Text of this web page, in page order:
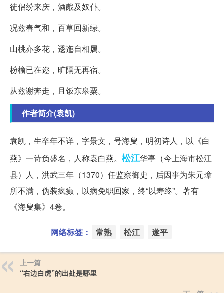
徒侣纷来庆，酒胾及奴仆。
况兹春气和，百草回新绿。
山桃亦多花，逶迤自相属。
枌榆已在迩，旷隔无再宿。
从兹谢奔走，且饭东皋粟。
作者简介(袁凯)
袁凯，生卒年不详，字景文，号海叟，明初诗人，以《白
燕》一诗负盛名，人称袁白燕。 松江华亭（今上海市松江
县）人，洪武三年（1370）任监察御史，后因事为朱元璋
所不满，伪装疯癫，以病免职回家，终“以寿终”。著有
《海叟集》4卷。
网络标签： 常熟 松江 遂平
上一篇
“右边白虎”的出处是哪里